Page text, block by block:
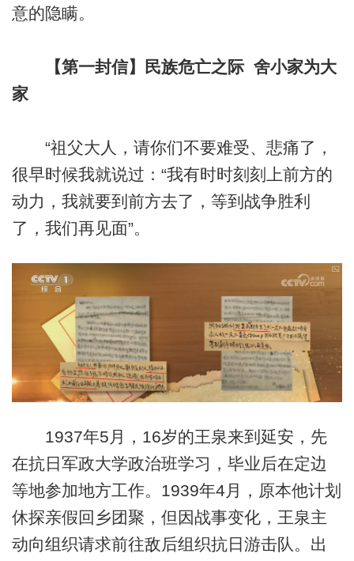
意的隐瞒。
【第一封信】民族危亡之际 舍小家为大
家
“祖父大人，请你们不要难受、悲痛了，
很早时候我就说过：“我有时时刻刻上前方的
动力，我就要到前方去了，等到战争胜利
了，我们再见面”。
1937年5月，16岁的王泉来到延安，先
在抗日军政大学政治班学习，毕业后在定边
等地参加地方工作。1939年4月，原本他计划
休探亲假回乡团聚，但因战事变化，王泉主
动向组织请求前往敌后组织抗日游击队。出